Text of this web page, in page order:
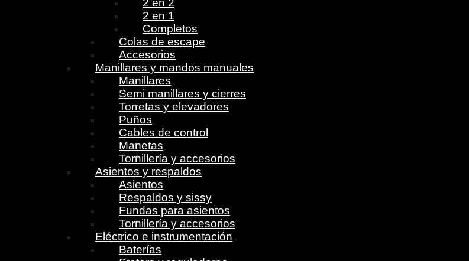
2 en 2
2 en 1
Completos
Colas de escape
Accesorios
Manillares y mandos manuales
Manillares
Semi manillares y cierres
Torretas y elevadores
Puños
Cables de control
Manetas
Tornillería y accesorios
Asientos y respaldos
Asientos
Respaldos y sissy
Fundas para asientos
Tornillería y accesorios
Eléctrico e instrumentación
Baterías